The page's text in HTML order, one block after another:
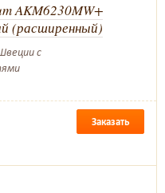
AKM6230MW+
(расширенный)
с
Заказать